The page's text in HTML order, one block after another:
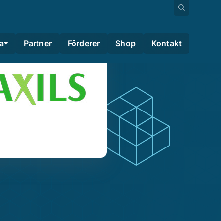
Partner Förderer Shop Kontakt